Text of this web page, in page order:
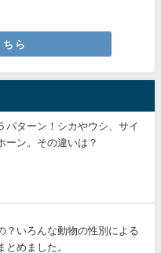
ら
パターン！シカやウシ、サイ
ーン。その違いは？
？いろんな動物の性別による
とめました。